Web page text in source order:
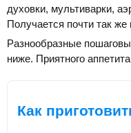
духовки, мультиварки,
Получается почти так же
Разнообразные
ниже. Приятного
Как